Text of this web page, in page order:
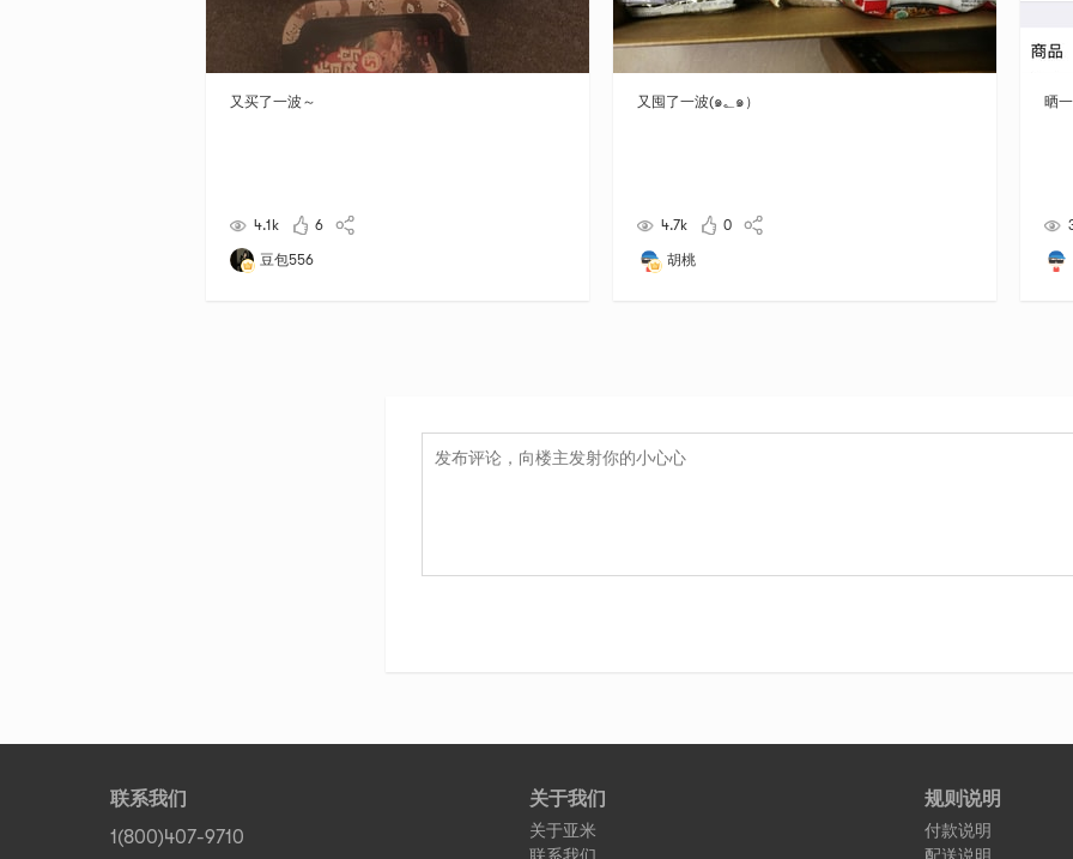
又买了一波～
4.1k 6
豆包556
又囤了一波(๑؂๑）
4.7k 0
胡桃
晒
联系我们
1(800)407-9710
关于我们
关于亚米
规则说明
付款说明